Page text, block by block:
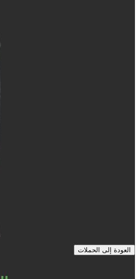
العودة إلى الحملات